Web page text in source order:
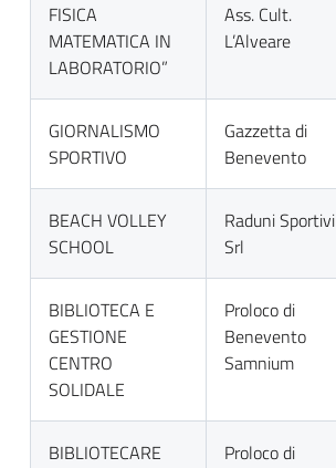
FISICA
MATEMATICA IN
LABORATORIO”
Ass. Cult.
L’Alveare
GIORNALISMO
SPORTIVO
Gazzetta di
Benevento
BEACH VOLLEY
SCHOOL
Raduni Sportivi
Srl
BIBLIOTECA E
GESTIONE
CENTRO
SOLIDALE
Proloco di
Benevento
Samnium
BIBLIOTECARE
Proloco di